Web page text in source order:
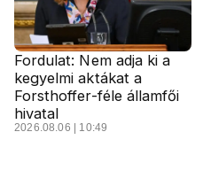
Fordulat: Nem adja ki a
kegyelmi aktákat a
Forsthoffer-féle államfői
hivatal
2026.08.06 | 10:49